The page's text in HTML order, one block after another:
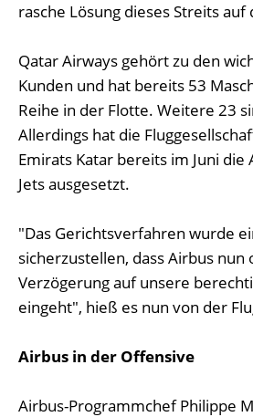
rasche Lösung dieses Streits
Qatar Airways gehört zu den
Kunden und hat bereits 53
Reihe in der Flotte. Weitere 23
Allerdings hat die
Emirats Katar bereits im Juni
Jets ausgesetzt.
"Das Gerichtsverfahren wurde
sicherzustellen, dass Airbus nun
Verzögerung auf unsere
eingeht", hieß es nun von der
Airbus in der Offensive
Airbus-Programmchef Philippe